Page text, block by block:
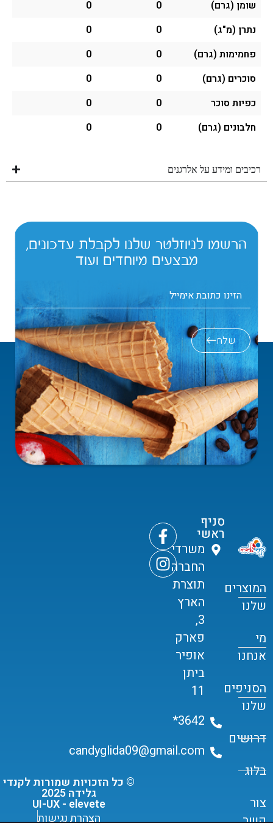
שומן (גרם)
0
0
נתרן (מ"ג)
0
0
פחמימות (גרם)
0
0
סוכרים (גרם)
0
0
כפיות סוכר
0
0
חלבונים (גרם)
0
0
רכיבים ומידע על אלרגנים
הרשמו לניוזלטר שלנו לקבלת עדכונים,
מבצעים מיוחדים ועוד
שלח
המוצרים
שלנו
מי
אנחנו
הסניפים
שלנו
דרושים
בלוג
צור
סניף
ראשי
משרדי
החברה
תוצרת
הארץ
3,
פארק
אופיר
ביתן
11
3642*
candyglida09@gmail.com
הצהרת נגישות
© כל הזכויות שמורות לקנדי
גלידה 2025
UI-UX - elevete